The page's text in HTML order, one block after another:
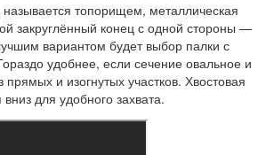
топорищем, металлическая
закруглённый конец с одной стороны —
вариантом будет выбор палки с
удобнее, если сечение овальное и
и изогнутых участков. Хвостовая
вниз для удобного захвата.